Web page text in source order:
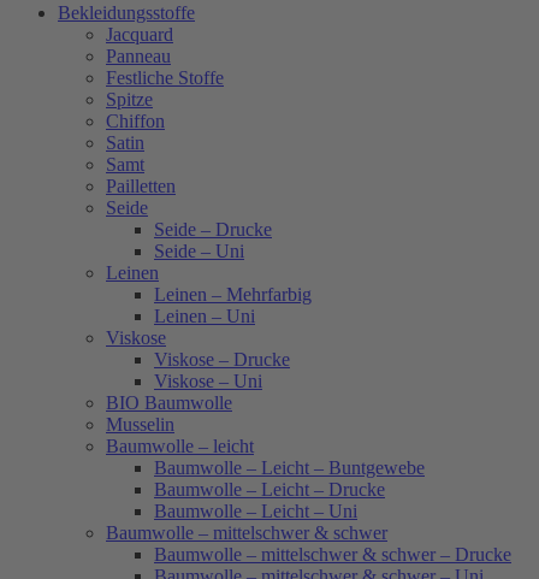
Bekleidungsstoffe
Jacquard
Panneau
Festliche Stoffe
Spitze
Chiffon
Satin
Samt
Pailletten
Seide
Seide – Drucke
Seide – Uni
Leinen
Leinen – Mehrfarbig
Leinen – Uni
Viskose
Viskose – Drucke
Viskose – Uni
BIO Baumwolle
Musselin
Baumwolle – leicht
Baumwolle – Leicht – Buntgewebe
Baumwolle – Leicht – Drucke
Baumwolle – Leicht – Uni
Baumwolle – mittelschwer & schwer
Baumwolle – mittelschwer & schwer – Drucke